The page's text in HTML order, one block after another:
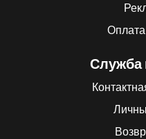
Оплата
Служба